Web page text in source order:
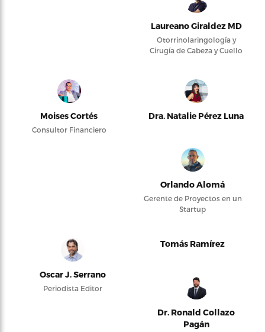
Laureano Giraldez MD
Otorrinolaringología y
Cirugía de Cabeza y Cuello
Moises Cortés
Consultor Financiero
Dra. Natalie Pérez Luna
Orlando Alomá
Gerente de Proyectos en un
Startup
Oscar J. Serrano
Periodista Editor
Tomás Ramírez
Dr. Ronald Collazo
Pagán